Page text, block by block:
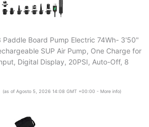
Paddle Board Pump Electric 74Wh- 3'50"
SUP Air Pump, One Charge for
Digital Display, 20PSI, Auto-Off, 8
(as of Agosto 5, 2026 14:08 GMT +00:00 - More info)